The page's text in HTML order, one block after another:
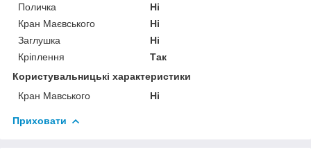
Поличка
Ні
Кран Маєвського
Ні
Заглушка
Ні
Кріплення
Так
Користувальницькі характеристики
Кран Мавського
Ні
Приховати